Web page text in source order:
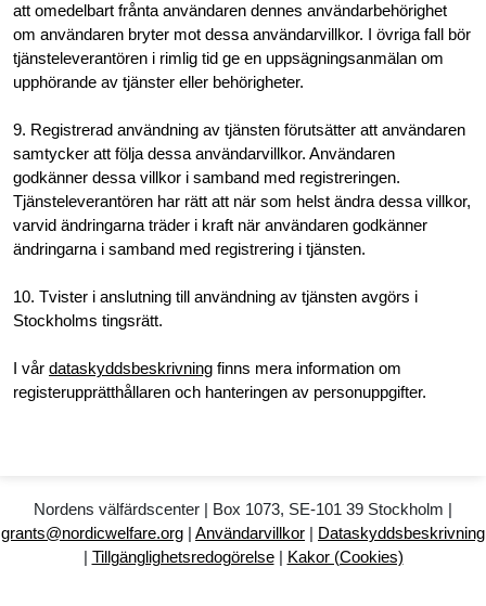
att omedelbart frånta användaren dennes användarbehörighet
om användaren bryter mot dessa användarvillkor. I övriga fall bör
tjänsteleverantören i rimlig tid ge en uppsägningsanmälan om
upphörande av tjänster eller behörigheter.
9. Registrerad användning av tjänsten förutsätter att användaren
samtycker att följa dessa användarvillkor. Användaren
godkänner dessa villkor i samband med registreringen.
Tjänsteleverantören har rätt att när som helst ändra dessa villkor,
varvid ändringarna träder i kraft när användaren godkänner
ändringarna i samband med registrering i tjänsten.
10. Tvister i anslutning till användning av tjänsten avgörs i
Stockholms tingsrätt.
I vår dataskyddsbeskrivning finns mera information om
registerupprätthållaren och hanteringen av personuppgifter.
Nordens välfärdscenter | Box 1073, SE-101 39 Stockholm |
grants@nordicwelfare.org | Användarvillkor | Dataskyddsbeskrivning
| Tillgänglighetsredogörelse| Kakor (Cookies)